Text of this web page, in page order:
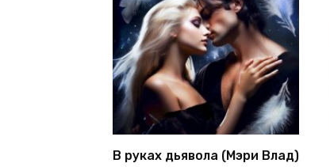
В руках дьявола (Мэри Влад)